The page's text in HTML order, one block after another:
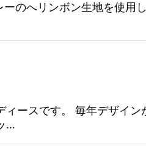
リンボン生地を使用し
スです。 毎年デザイン
…